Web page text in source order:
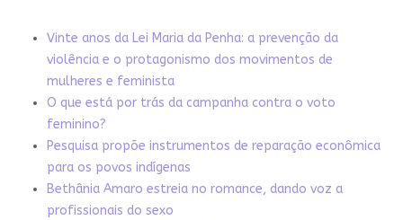
Vinte anos da Lei Maria da Penha: a prevenção da
violência e o protagonismo dos movimentos de
mulheres e feminista
O que está por trás da campanha contra o voto
feminino?
Pesquisa propõe instrumentos de reparação econômica
para os povos indígenas
Bethânia Amaro estreia no romance, dando voz a
profissionais do sexo